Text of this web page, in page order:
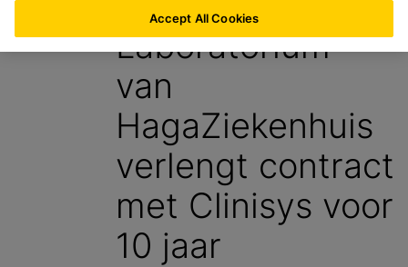
:
Laboratorium
van
HagaZiekenhuis
verlengt contract
met Clinisys voor
10 jaar
Accept All Cookies